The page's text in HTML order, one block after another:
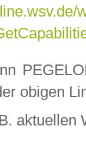
obigen
aktuellen